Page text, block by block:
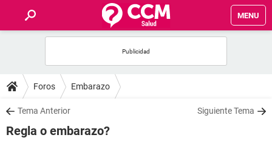
MENU
FOROS
SALUD
FAMILIA
Foros Embarazo
Tema Anterior Siguiente Tema
Regla o embarazo?